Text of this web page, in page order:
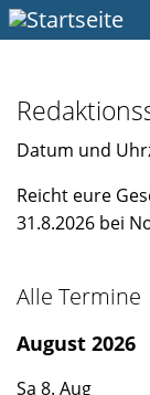
Direkt
zum
Datum und
Reicht eure
31.8.2026 bei
Alle Termine
August 2026
Sa 8. Aug